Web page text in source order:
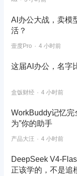
AI办公大战，卖模
活？
壹度Pro 4 小时前
这届AI办公，名字
盒饭财经 4 小时前
WorkBuddy记忆
为”你的助手
产品大汪 4 小时前
DeepSeek V4-
正该学的，不是追